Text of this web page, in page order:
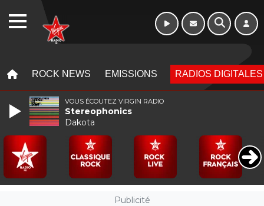
ROCK NEWS EMISSIONS RADIOS DIGITALES
Publicité
VOUS ÉCOUTEZ VIRGIN RADIO
Stereophonics
Dakota
WEBRADIO